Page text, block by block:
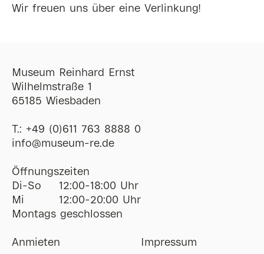
Wir freuen uns über eine Verlinkung!
Museum Reinhard Ernst
Wilhelmstraße 1
65185 Wiesbaden
T.: +49 (0)611 763 8888 0
ofni@museum-re de
Öffnungszeiten
Di-So
12:00-18:00 Uhr
Mi
12:00-20:00 Uhr
Montags geschlossen
Anmieten Impressum